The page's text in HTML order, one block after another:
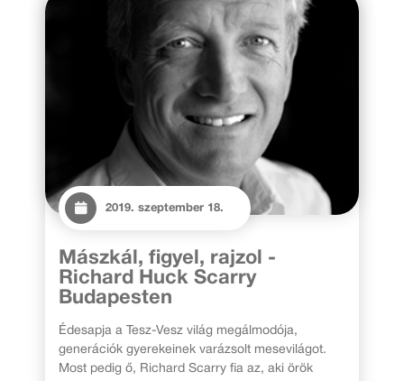
2019. szeptember 18.
Mászkál, figyel, rajzol -
Richard Huck Scarry
Budapesten
Édesapja a Tesz-Vesz világ megálmodója,
generációk gyerekeinek varázsolt mesevilágot.
Most pedig ő, Richard Scarry fia az, aki örök